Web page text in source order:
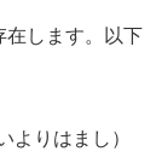
在します。以下
よりはまし）